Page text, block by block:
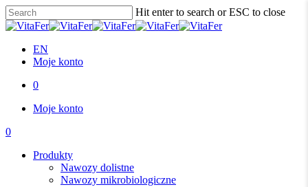
Skip
to
content
Hit enter to search or ESC to close
Close
EN
Moje konto
0
Menu
Moje konto
0
Produkty
Nawozy dolistne
Nawozy mikrobiologiczne